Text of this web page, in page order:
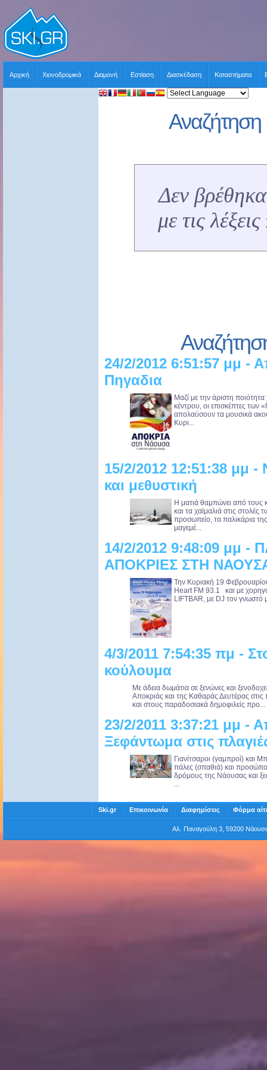
Αρχική Χιονοδρομικά Διαμονή Εστίαση Διασκέδαση Καταστήματα
Αναζήτηση
Δεν
με τις
24/2/2012 6:51:57 μμ -
Πηγαδια
Μαζί με την άριστη ποιότητα
κέντρου, οι επισκέπτες των
απολαύσουν τα μουσικά
Κυρι...
15/2/2012 12:51:38 μμ
και μεθυστική
Η ματιά θαμπώνει από τους
και τα χαϊμαλιά στις
προσωπείο, τα παλικάρια
μαγεμέ...
14/2/2012 9:48:09 μμ -
ΑΠΟΚΡΙΕΣ ΣΤΗ
Την Κυριακή 19
Heart FM 93.1 και με
LIFTBAR, με DJ τον
4/3/2011 7:54:35 πμ -
κούλουμα
Με άδεια δωμάτια σε ξενώνες και
Αποκριάς και της Καθαράς Δευτέρας
και στους παραδοσιακά δημοφιλείς προ...
23/2/2011 3:37:21 μμ -
Ξεφάντωμα στις
Γιανίτσαροι (γαμπροί) και
πάλες (σπαθιά) και
δρόμους της Νάουσας και
...
Ski.gr Επικοινωνία Διαφημίσεις Φόρμα
Αλ. Παναγούλη 3, 59200